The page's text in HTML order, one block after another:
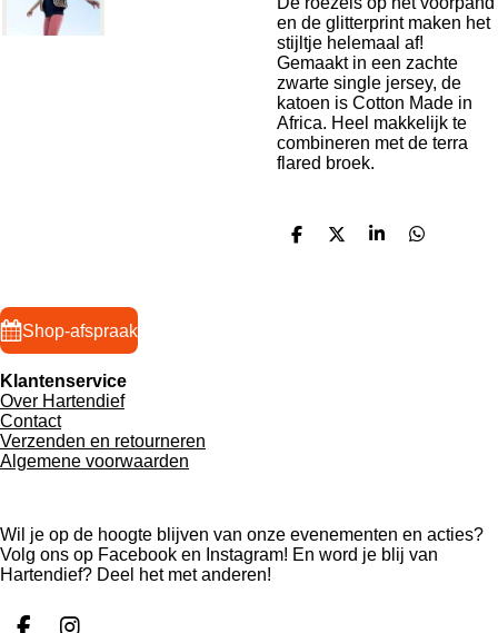
en de glitterprint maken het
stijltje helemaal af!
Gemaakt in een zachte
zwarte single jersey, de
katoen is Cotton Made in
Africa. Heel makkelijk te
combineren met de terra
flared broek.
D
D
S
D
Shop-afspraak
Klantenservice
Over Hartendief
Contact
Verzenden en retourneren
Algemene voorwaarden
Wil je op de hoogte blijven van onze evenementen en acties?
Volg ons op Facebook en Instagram! En word je blij van
Hartendief? Deel het met anderen!